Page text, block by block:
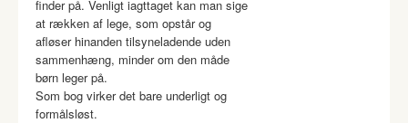
finder på. Venligt iagttaget kan man sige
at rækken af lege, som opstår og
afløser hinanden tilsyneladende uden
sammenhæng, minder om den måde
børn leger på.
Som bog virker det bare underligt og
formålsløst.